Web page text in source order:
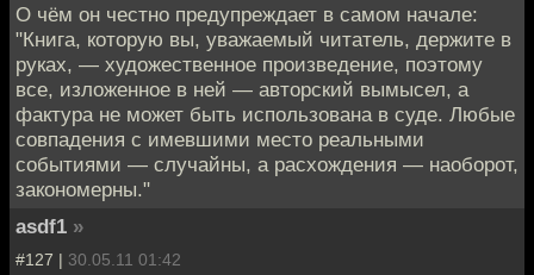
О чём он честно предупреждает в самом начале:
"Книга, которую вы, уважаемый читатель, держите в
руках, — художественное произведение, поэтому
все, изложенное в ней — авторский вымысел, а
фактура не может быть использована в суде. Любые
совпадения с имевшими место реальными
событиями — случайны, а расхождения — наоборот,
закономерны."
asdf1 »
#127 | 30.05.11 01:42